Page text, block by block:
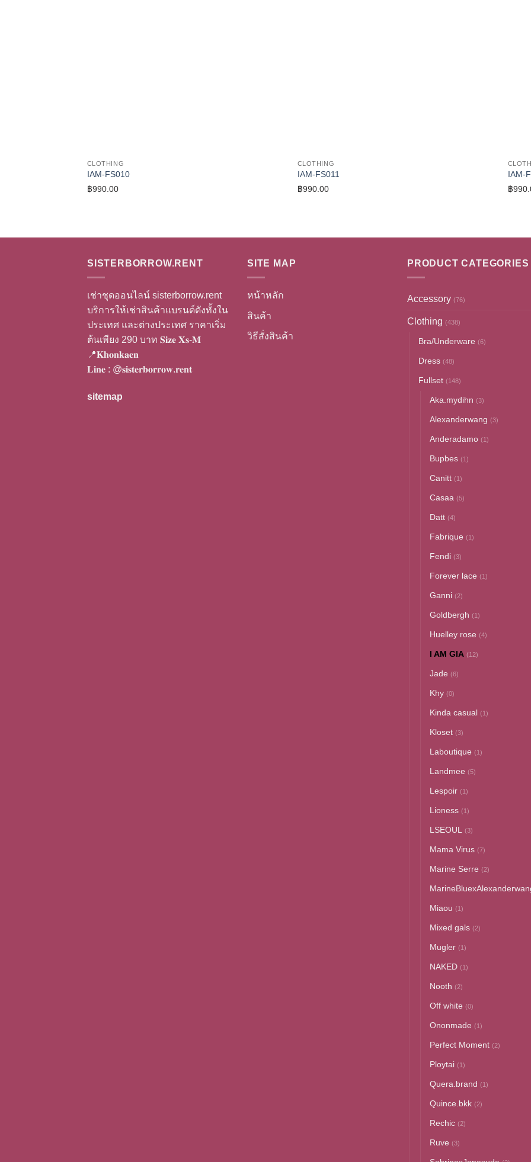
CLOTHING
IAM-FS010
฿990.00
CLOTHING
IAM-FS011
฿990.00
IAM-
฿
SISTERBORROW.RENT
เช่าชุดออนไลน์ sisterborrow.rent
บริการให้เช่าสินค้าแบรนด์ดังทั้งใน
ประเทศ และต่างประเทศ ราคาเริ่ม
ต้นเพียง 290 บาท 𝐒𝐢𝐳𝐞 𝐗𝐬-𝐌
📍𝐊𝐡𝐨𝐧𝐤𝐚𝐞𝐧
𝐋𝐢𝐧𝐞 : @𝐬𝐢𝐬𝐭𝐞𝐫𝐛𝐨𝐫𝐫𝐨𝐰.𝐫𝐞𝐧𝐭
sitemap
SITE MAP
หน้าหลัก
สินค้า
วิธีสั่งสินค้า
PRODUCT CATEGORIES
Accessory (76)
Clothing (438)
Bra/Underware (6)
Dress (48)
Fullset (148)
Aka.mydihn (3)
Alexanderwang (3)
Anderadamo (1)
Bupbes (1)
Canitt (1)
Casaa (5)
Datt (4)
Fabrique (1)
Fendi (3)
Forever lace (1)
Ganni (2)
Goldbergh (1)
Huelley rose (4)
I AM GIA (12)
Jade (6)
Khy (0)
Kinda casual (1)
Kloset (3)
Laboutique (1)
Landmee (5)
Lespoir (1)
Lioness (1)
LSEOUL (3)
Mama Virus (7)
Marine Serre (2)
Miaou (1)
Mixed gals (2)
Mugler (1)
NAKED (1)
Nooth (2)
Off white (0)
Ononmade (1)
Perfect Moment (2)
Ploytai (1)
Quera.brand (1)
Quince.bkk (2)
Rechic (2)
Ruve (3)